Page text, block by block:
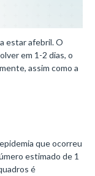
estar afebril. O
em 1-2 dias, o
assim como a
que ocorreu
estimado de 1
é